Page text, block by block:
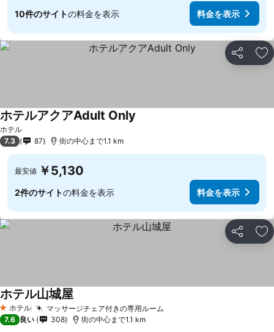
10件のサイトの料金を表示 料金を表示
シェア お
ホテル
ホテルアクアAdult Only
7.3 87 街の中心まで1.1 km
最安値 ￥5,130
2件のサイトの料金を表示 料金を表示
シェア お
1 ホテルのランク
ホテル マッサージチェア付きの専用ルーム
ホテル山城屋料金を表示
7.6 良い 308 街の中心まで1.1 km